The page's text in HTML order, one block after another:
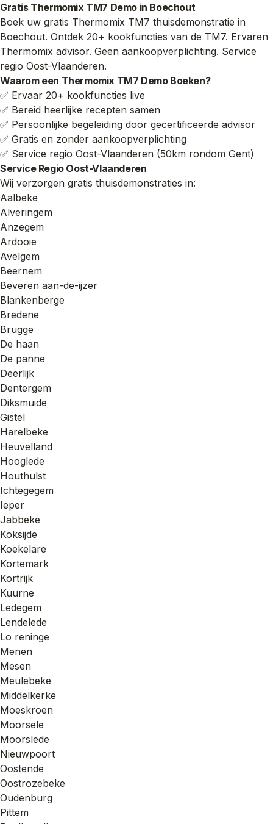
Gratis Thermomix TM7 Demo in Boechout
Boek uw gratis Thermomix TM7 thuisdemonstratie in
Boechout. Ontdek 20+ kookfuncties van de TM7. Ervaren
Thermomix advisor. Geen aankoopverplichting. Service
regio Oost-Vlaanderen.
Waarom een Thermomix TM7 Demo Boeken?
✅ Ervaar 20+ kookfuncties live
✅ Bereid heerlijke recepten samen
✅ Persoonlijke begeleiding door gecertificeerde advisor
✅ Gratis en zonder aankoopverplichting
✅ Service regio Oost-Vlaanderen (50km rondom Gent)
Service Regio Oost-Vlaanderen
Wij verzorgen gratis thuisdemonstraties in:
Aalbeke
Alveringem
Anzegem
Ardooie
Avelgem
Beernem
Beveren aan-de-ijzer
Blankenberge
Bredene
Brugge
De haan
De panne
Deerlijk
Dentergem
Diksmuide
Gistel
Harelbeke
Heuvelland
Hooglede
Houthulst
Ichtegegem
Ieper
Jabbeke
Koksijde
Koekelare
Kortemark
Kortrijk
Kuurne
Ledegem
Lendelede
Lo reninge
Menen
Mesen
Meulebeke
Middelkerke
Moeskroen
Moorsele
Moorslede
Nieuwpoort
Oostende
Oostrozebeke
Oudenburg
Pittem